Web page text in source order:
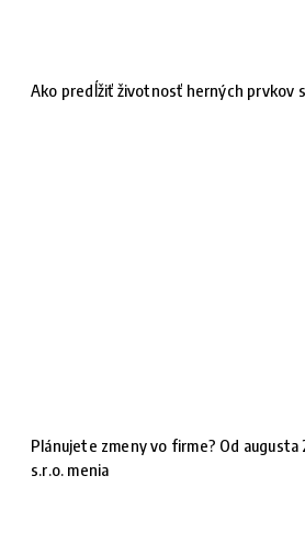
Ako predĺžiť životnosť herných prvkov
Plánujete zmeny vo firme? Od augusta
s.r.o. menia